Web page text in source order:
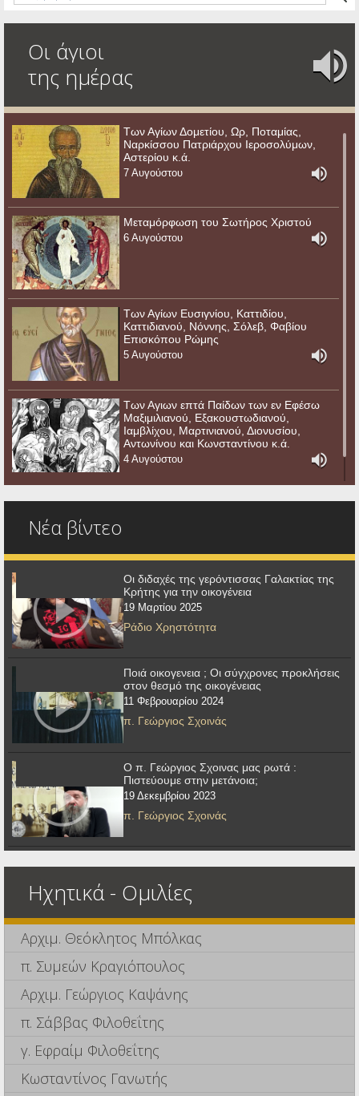
Οι άγιοι
της ημέρας
Των Αγίων Δομετίου, Ωρ, Ποταμίας,
Ναρκίσσου Πατριάρχου Ιεροσολύμων,
Αστερίου κ.ά.
7 Αυγούστου
Μεταμόρφωση του Σωτήρος Χριστού
6 Αυγούστου
Των Αγίων Ευσιγνίου, Καττιδίου,
Καττιδιανού, Νόννης, Σόλεβ, Φαβίου
Επισκόπου Ρώμης
5 Αυγούστου
Των Αγιων επτά Παίδων των εν Εφέσω
Μαξιμιλιανού, Εξακουστωδιανού,
Ιαμβλίχου, Μαρτινιανού, Διονυσίου,
Αντωνίνου και Κωνσταντίνου κ.ά.
4 Αυγούστου
Νέα βίντεο
Οι διδαχές της γερόντισσας Γαλακτίας της
Κρήτης για την οικογένεια
19 Μαρτίου 2025
Ράδιο Χρηστότητα
Ποιά οικογενεια ; Οι σύγχρονες προκλήσεις
στον θεσμό της οικογένειας
11 Φεβρουαρίου 2024
π. Γεώργιος Σχοινάς
Ο π. Γεώργιος Σχοινας μας ρωτά :
Πιστεύουμε στην μετάνοια;
19 Δεκεμβρίου 2023
π. Γεώργιος Σχοινάς
Ηχητικά - Ομιλίες
Αρχιμ. Θεόκλητος Μπόλκας
π. Συμεών Κραγιόπουλος
Αρχιμ. Γεώργιος Καψάνης
π. Σάββας Φιλοθεΐτης
γ. Εφραίμ Φιλοθεΐτης
Κωσταντίνος Γανωτής